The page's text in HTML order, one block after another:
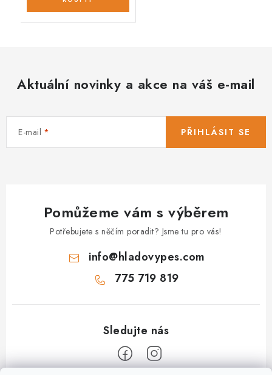
Aktuální novinky a akce na váš e-mail
E-mail PŘIHLÁSIT SE
Pomůžeme vám s výběrem
Potřebujete s něčím poradit? Jsme tu pro vás!
info@hladovypes.com
775 719 819